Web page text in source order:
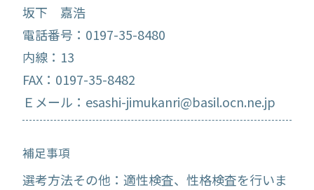
坂下 嘉浩
電話番号：0197-35-8480
内線：13
FAX：0197-35-8482
Ｅメール：esashi-jimukanri@basil.ocn.ne.jp
補足事項
選考方法その他：適性検査、性格検査を行いま